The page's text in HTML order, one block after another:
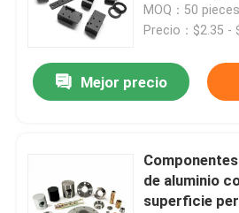
En casa
Los vídeos
producción
MOQ：50 pieces
Precio：$2.35 -
Mejor precio
de aluminio
superficie